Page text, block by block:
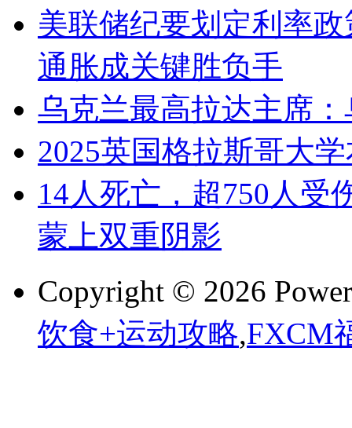
美联储纪要划定利率
通胀成关键胜负手
乌克兰最高拉达主席
2025英国格拉斯哥大
14人死亡，超750人受
蒙上双重阴影
Copyright © 2026
饮食+运动攻略,FXCM